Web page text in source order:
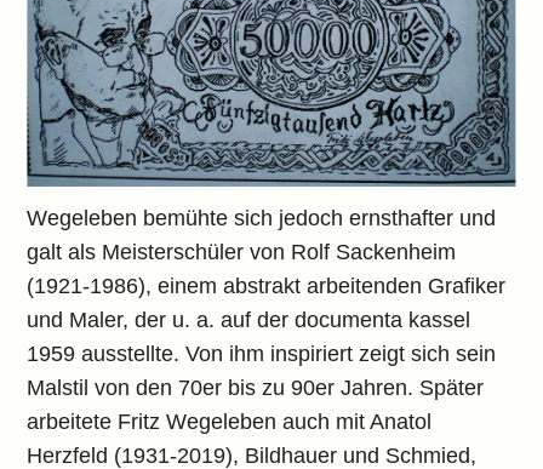
Wegeleben bemühte sich jedoch ernsthafter und
galt als Meisterschüler von Rolf Sackenheim
(1921-1986), einem abstrakt arbeitenden Grafiker
und Maler, der u. a. auf der documenta kassel
1959 ausstellte. Von ihm inspiriert zeigt sich sein
Malstil von den 70er bis zu 90er Jahren. Später
arbeitete Fritz Wegeleben auch mit Anatol
Herzfeld (1931-2019), Bildhauer und Schmied,